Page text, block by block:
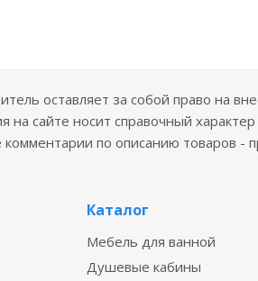
оставляет за собой право на
сайте носит справочный
по описанию товаров -
Каталог
Мебель для ванной
Душевые кабины